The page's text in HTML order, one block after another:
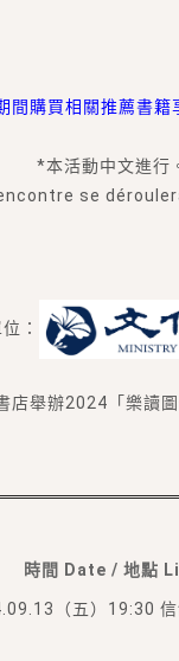
間購買相關推薦書籍
*本活動中文進行
se
：
店舉辦2024「樂讀
時間 Date / 地點
（五）19:30